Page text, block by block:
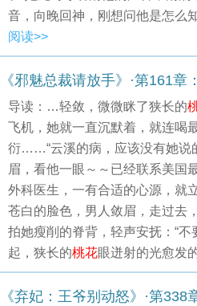
音，向晚回神，刚想问他是怎么
阅读>>
《邪魅总裁请放手》·第161章
导读：…轻敛，微微眯了狭长的
飞机，她就一直沉默着，就连喝
衍……“云溪的病，应该没有她说
眉，看他一眼～～已经联系美国
外科医生，一有合适的心源，就
苍白的脸色，男人敛眉，走过去
拍她瘦削的脊背，轻声安抚：“
起，狭长的桃花眼迸射的光愈发